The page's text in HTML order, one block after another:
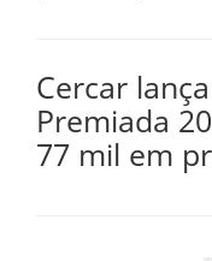
Cercar
Premiada
77 mil em